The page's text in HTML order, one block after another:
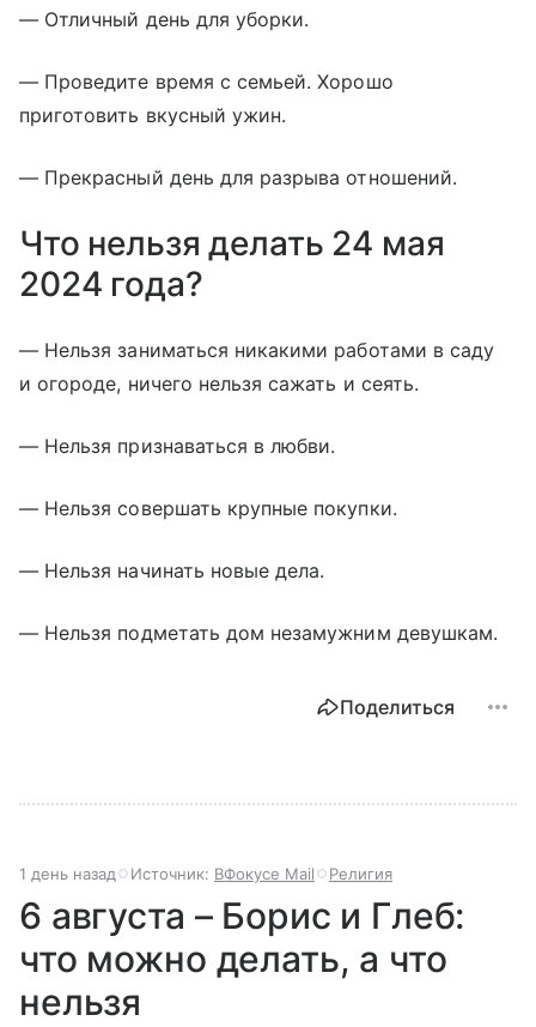
— Отличный день для уборки.
— Проведите время с семьей. Хорошо
приготовить вкусный ужин.
— Прекрасный день для разрыва отношений.
Что нельзя делать 24 мая
2024 года?
— Нельзя заниматься никакими работами в саду
и огороде, ничего нельзя сажать и сеять.
— Нельзя признаваться в любви.
— Нельзя совершать крупные покупки.
— Нельзя начинать новые дела.
— Нельзя подметать дом незамужним девушкам.
Поделиться
1 день назад Источник: ВФокусе Mail Религия
6 августа – Борис и Глеб:
что можно делать, а что
нельзя